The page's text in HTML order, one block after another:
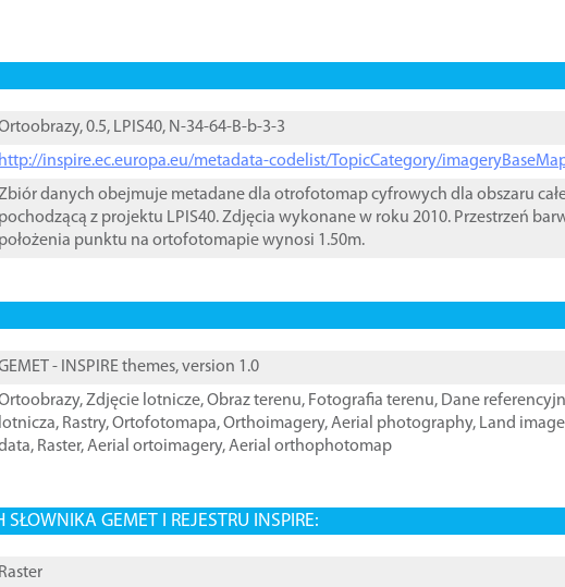
0.5, LPIS40, N-34-64-B-b-3-3
http://inspire.ec.europa.eu/metadata-codelist/TopicCategory/
danych obejmuje metadane dla otrofotomap cyfrowych dla obszaru
pochodzącą z projektu LPIS40. Zdjęcia wykonane w roku 2010. Przestrzeń
położenia punktu na ortofotomapie wynosi 1.50m.
- INSPIRE themes, version 1.0
,Zdjęcie lotnicze,Obraz terenu, Fotografia terenu, Dane
lotnicza, Rastry,Ortofotomapa,Orthoimagery,Aerial photography, Land image
, Raster,Aerial ortoimagery,Aerial orthophotomap
GEMET I REJESTRU INSPIRE:
Raster